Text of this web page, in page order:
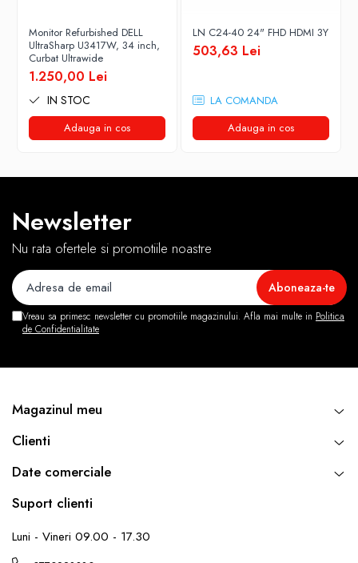
Monitor Refurbished DELL
UltraSharp U3417W, 34 inch,
Curbat Ultrawide
1.250,00 Lei
IN STOC
Adauga in cos
LN C24-40 24" FHD HDMI 3Y
503,63 Lei
LA COMANDA
Adauga in cos
Newsletter
Nu rata ofertele si promotiile noastre
Vreau sa primesc newsletter cu promotiile magazinului. Afla mai multe in Politica
de Confidentialitate
Magazinul meu
Clienti
Date comerciale
Suport clienti
Luni - Vineri 09.00 - 17.30